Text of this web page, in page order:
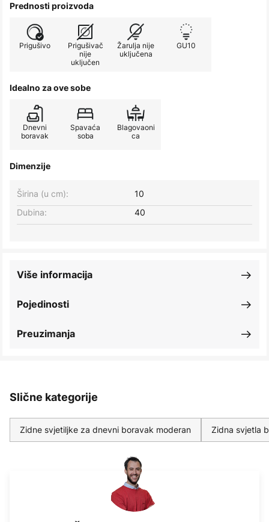
Prednosti proizvoda
Prigušivo
Prigušivač
nije
uključen
Žarulja nije
uključena
GU10
Idealno za ove sobe
Dnevni
boravak
Spavaća
soba
Blagovaoni
ca
Dimenzije
Širina (u cm):
10
Dubina:
40
Pojedinosti
Više informacija
Preuzimanja
Slične kategorije
Zidne svjetiljke za dnevni boravak moderan Zidna svjetla